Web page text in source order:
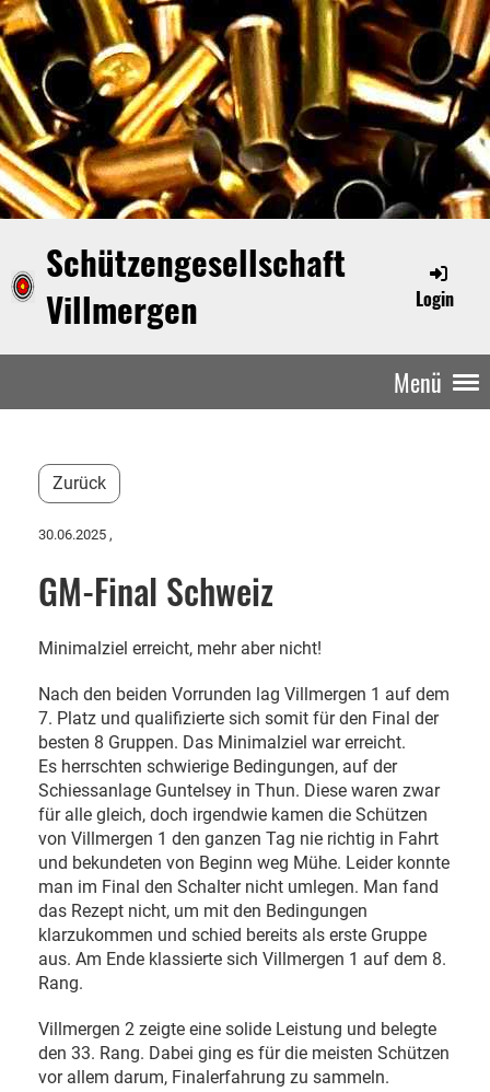
Schützengesellschaft
Villmergen
Login
Menü
Zurück
30.06.2025 ,
GM-Final Schweiz
Minimalziel erreicht, mehr aber nicht!
Nach den beiden Vorrunden lag Villmergen 1 auf dem
7. Platz und qualifizierte sich somit für den Final der
besten 8 Gruppen. Das Minimalziel war erreicht.
Es herrschten schwierige Bedingungen, auf der
Schiessanlage Guntelsey in Thun. Diese waren zwar
für alle gleich, doch irgendwie kamen die Schützen
von Villmergen 1 den ganzen Tag nie richtig in Fahrt
und bekundeten von Beginn weg Mühe. Leider konnte
man im Final den Schalter nicht umlegen. Man fand
das Rezept nicht, um mit den Bedingungen
klarzukommen und schied bereits als erste Gruppe
aus. Am Ende klassierte sich Villmergen 1 auf dem 8.
Rang.
Villmergen 2 zeigte eine solide Leistung und belegte
den 33. Rang. Dabei ging es für die meisten Schützen
vor allem darum, Finalerfahrung zu sammeln.